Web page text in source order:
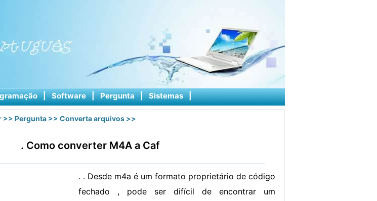
| Software | Pergunta | Sistemas |
>> Pergunta >> Converta arquivos >>
. Como converter M4A a Caf
. . Desde m4a é um formato proprietário de código
fechado , pode ser difícil de encontrar um